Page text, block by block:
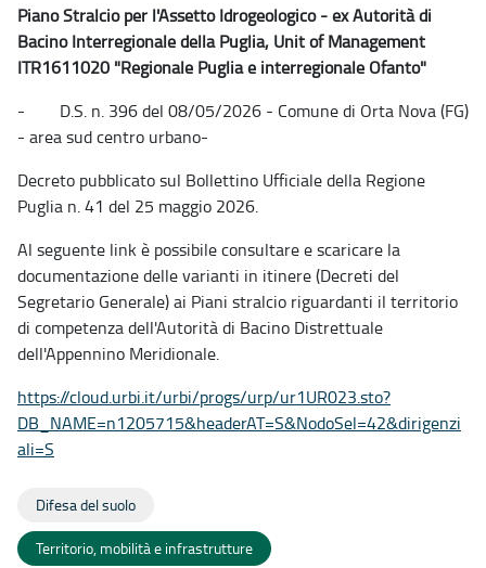
Piano Stralcio per l'Assetto Idrogeologico - ex Autorità di
Bacino Interregionale della Puglia, Unit of Management
ITR1611020 "Regionale Puglia e interregionale Ofanto"
- D.S. n. 396 del 08/05/2026 - Comune di Orta Nova (FG)
- area sud centro urbano-
Decreto pubblicato sul Bollettino Ufficiale della Regione
Puglia n. 41 del 25 maggio 2026.
Al seguente link è possibile consultare e scaricare la
documentazione delle varianti in itinere (Decreti del
Segretario Generale) ai Piani stralcio riguardanti il territorio
di competenza dell'Autorità di Bacino Distrettuale
dell'Appennino Meridionale.
https://cloud.urbi.it/urbi/progs/urp/ur1UR023.sto?
DB_NAME=n1205715&headerAT=S&NodoSel=42&dirigenzi
ali=S
Difesa del suolo
Territorio, mobilità e infrastrutture